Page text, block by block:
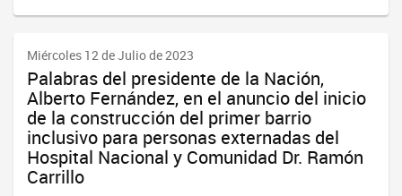
Miércoles 12 de Julio de 2023
Palabras del presidente de la Nación,
Alberto Fernández, en el anuncio del inicio
de la construcción del primer barrio
inclusivo para personas externadas del
Hospital Nacional y Comunidad Dr. Ramón
Carrillo